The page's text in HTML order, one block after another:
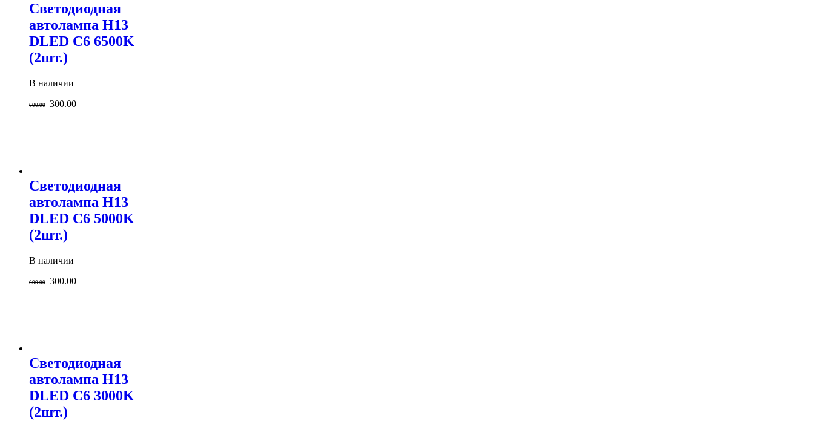
Светодиодная
автолампа H13
DLED C6 6500K
(2шт.)
В наличии
600.00 300.00
Светодиодная
автолампа H13
DLED C6 5000K
(2шт.)
В наличии
600.00 300.00
Светодиодная
автолампа H13
DLED C6 3000K
(2шт.)